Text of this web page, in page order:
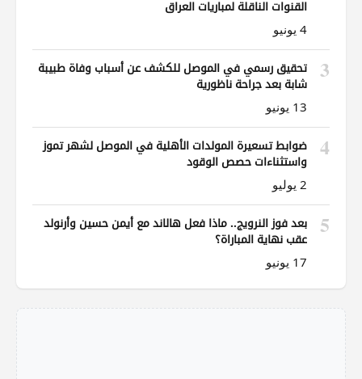
القنوات الناقلة لمباريات العراق
4 يونيو
3
تحقيق رسمي في الموصل للكشف عن أسباب وفاة طبيبة
شابة بعد جراحة ناظورية
13 يونيو
4
ضوابط تسعيرة المولدات الأهلية في الموصل لشهر تموز
واستثناءات حصص الوقود
2 يوليو
5
بعد فوز النرويج.. ماذا فعل هالاند مع أيمن حسين وأرنولد
عقب نهاية المباراة؟
17 يونيو